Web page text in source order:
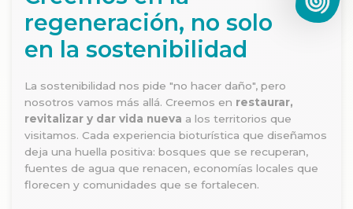
regeneración, no solo
en la sostenibilidad
La sostenibilidad nos pide "no hacer daño", pero
nosotros vamos más allá. Creemos en restaurar,
revitalizar y dar vida nueva a los territorios que
visitamos. Cada experiencia bioturística que diseñamos
deja una huella positiva: bosques que se recuperan,
fuentes de agua que renacen, economías locales que
florecen y comunidades que se fortalecen.